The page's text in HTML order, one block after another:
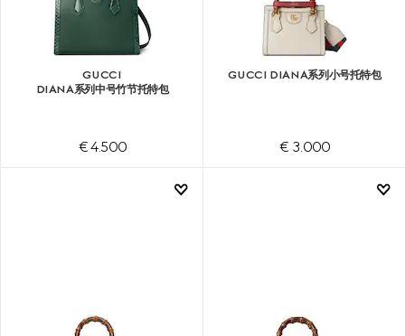
GUCCI
DIANA系列中号竹节托特包
€ 4.500
GUCCI DIANA系列小号托特包
€ 3.000